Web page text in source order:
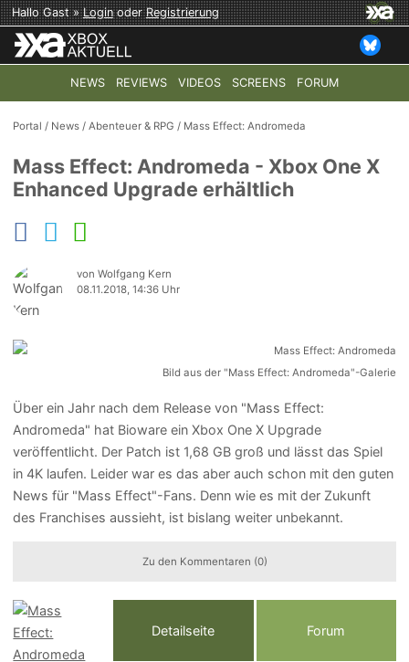
Hallo Gast »LoginoderRegistrierung
NEWS REVIEWS VIDEOS SCREENS FORUM
TOP-THEMEN: COD: MODERN WARFARE 4 HALO:
Portal / News /Abenteuer & RPG / Mass Effect: Andromeda
Mass Effect: Andromeda - Xbox One X
Enhanced Upgrade erhältlich
von Wolfgang Kern
08.11.2018, 14:36 Uhr
Bild aus der "Mass Effect: Andromeda"-Galerie
Über ein Jahr nach dem Release von "Mass Effect:
Andromeda" hat Bioware ein Xbox One X Upgrade
veröffentlicht. Der Patch ist 1,68 GB groß und lässt das Spiel
in 4K laufen. Leider war es das aber auch schon mit den guten
News für "Mass Effect"-Fans. Denn wie es mit der Zukunft
des Franchises aussieht, ist bislang weiter unbekannt.
Zu den Kommentaren (0)
Detailseite Forum